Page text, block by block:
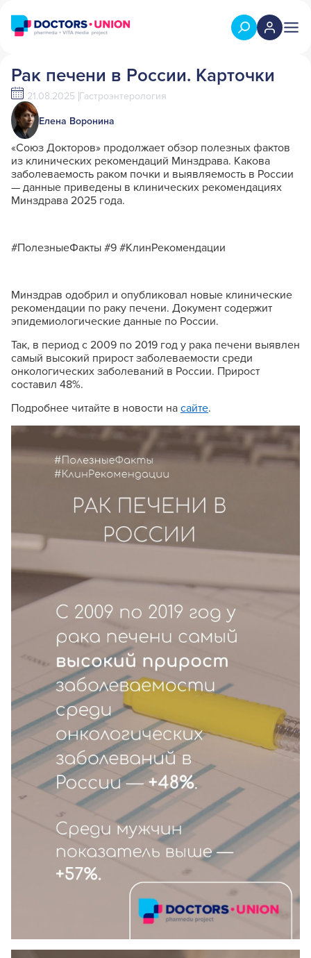
Рак печени в России. Карточки
21.08.2025 Гастроэнтерология
Елена Воронина
«Союз Докторов» продолжает обзор полезных фактов
из клинических рекомендаций Минздрава. Какова
заболеваемость раком почки и выявляемость в России
— данные приведены в клинических рекомендациях
Минздрава 2025 года.
#ПолезныеФакты #9 #КлинРекомендации
Минздрав одобрил и опубликовал новые клинические
рекомендации по раку печени. Документ содержит
эпидемиологические данные по России.
Так, в период с 2009 по 2019 год у рака печени выявлен
самый высокий прирост заболеваемости среди
онкологических заболеваний в России. Прирост
составил 48%.
Подробнее читайте в новости на сайте.